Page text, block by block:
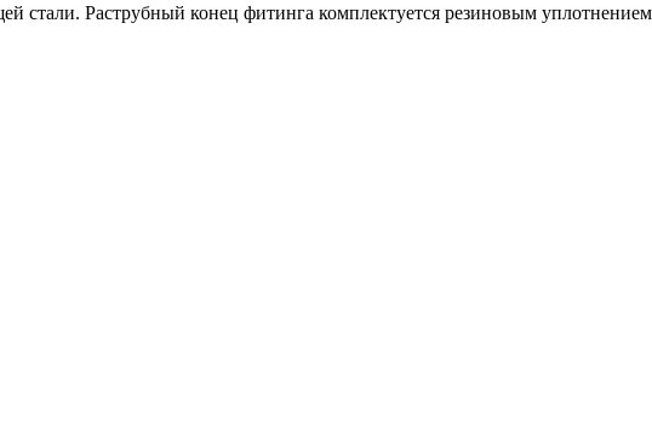
стали. Раструбный конец фитинга комплектуется резиновым